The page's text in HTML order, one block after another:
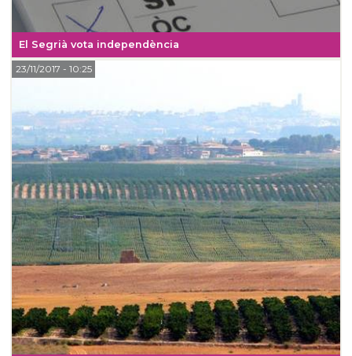
El Segrià vota independència
23/11/2017 - 10:25